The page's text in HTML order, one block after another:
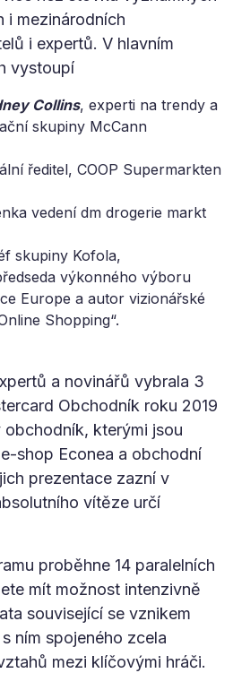
i mezinárodních
i expertů. V hlavním
vystoupí
Collins, experti na trendy a
skupiny McCann
ředitel, COOP Supermarkten
vedení dm drogerie markt
skupiny Kofola,
výkonného výboru
Europe a autor vizionářské
Shopping“.
a novinářů vybrala 3
Obchodník roku 2019
kterými jsou
shop Econea a obchodní
prezentace zazní v
vítěze určí
proběhne 14 paralelních
mít možnost intenzivně
související se vznikem
ním spojeného zcela
mezi klíčovými hráči.